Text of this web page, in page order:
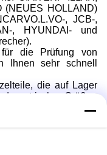
(NEUES HOLLAND)
, JCB-,
, HYUNDAI- und
die Prüfung von
Ihnen sehr schnell
die auf Lager
metrische Größen
und unmittelbare
Wir stellen eine